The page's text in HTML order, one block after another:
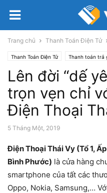
Trang chủ Thanh Toán Điện Tử
Thanh Toán Điện Tử Thanh toán trả
Lên đời “dế
trọn vẹn chỉ
Điện Thoại
5 Tháng Một, 2019
Điện Thoại Thái Vy (Tổ 1,
Bình Phước) là cửa hàng
smartphone của tất các
Oppo, Nokia, Samsung,…